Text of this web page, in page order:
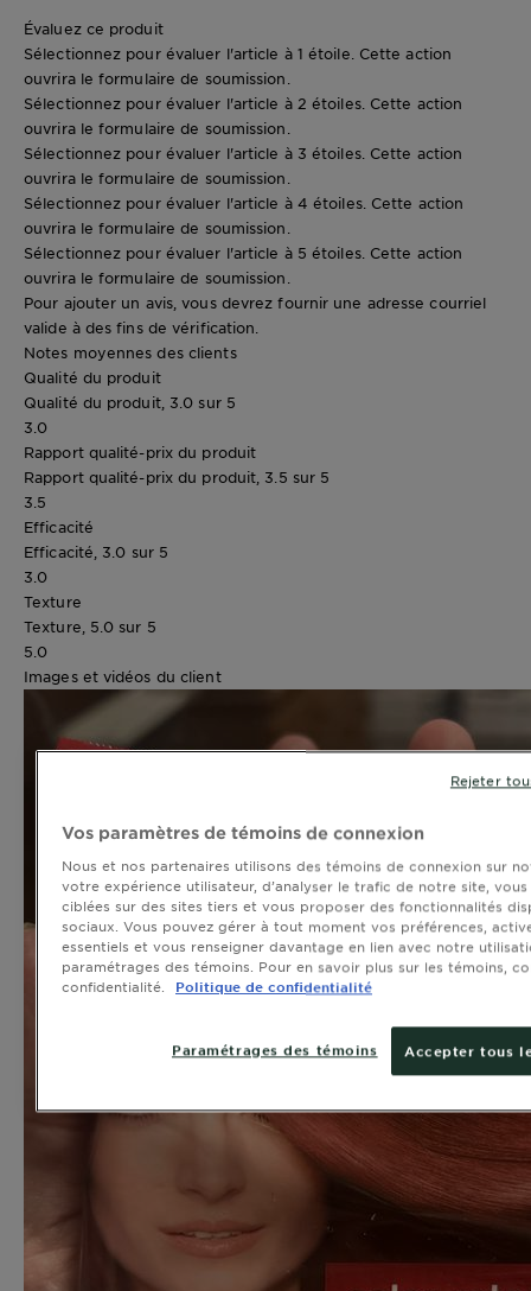
Évaluez ce produit
Sélectionnez pour évaluer l'article à 1 étoile. Cette action
ouvrira le formulaire de soumission.
Sélectionnez pour évaluer l'article à 2 étoiles. Cette action
ouvrira le formulaire de soumission.
Sélectionnez pour évaluer l'article à 3 étoiles. Cette action
ouvrira le formulaire de soumission.
Sélectionnez pour évaluer l'article à 4 étoiles. Cette action
ouvrira le formulaire de soumission.
Sélectionnez pour évaluer l'article à 5 étoiles. Cette action
ouvrira le formulaire de soumission.
Pour ajouter un avis, vous devrez fournir une adresse courriel
valide à des fins de vérification.
Notes moyennes des clients
Qualité du produit
Qualité du produit, 3.0 sur 5
3.0
Rapport qualité-prix du produit
Rapport qualité-prix du produit, 3.5 sur 5
3.5
Efficacité
Efficacité, 3.0 sur 5
3.0
Texture
Texture, 5.0 sur 5
5.0
Images et vidéos du client
Vos paramètres de témoins de connexion
Nous et nos partenaires utilisons des témoins de connexion sur
votre expérience utilisateur, d’analyser le trafic de notre site,
ciblées sur des sites tiers et vous proposer des fonctionnalités
sociaux. Vous pouvez gérer à tout moment vos préférences,
essentiels et vous renseigner davantage en lien avec notre
paramétrages des témoins. Pour en savoir plus sur les témoins,
confidentialité.
Politique de confidentialité
Accepter tous
Paramétrages des témoins
Rejeter